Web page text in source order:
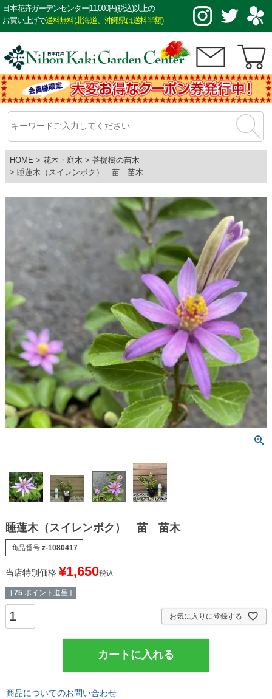
日本花卉ガーデンセンター|11,000円(税込)以上の
お買い上げで送料無料(北海道、沖縄県は送料半額)
HOME 花木・庭木
菩提樹の苗木
睡蓮木（スイレンボク） 苗 苗木
睡蓮木（スイレンボク） 苗 苗木
商品番号 z-1080417
当店特別価格 ¥1,650税込
[ 75 ポイント進呈 ]
お気に入りに登録する
カートに入れる
商品についてのお問い合わせ